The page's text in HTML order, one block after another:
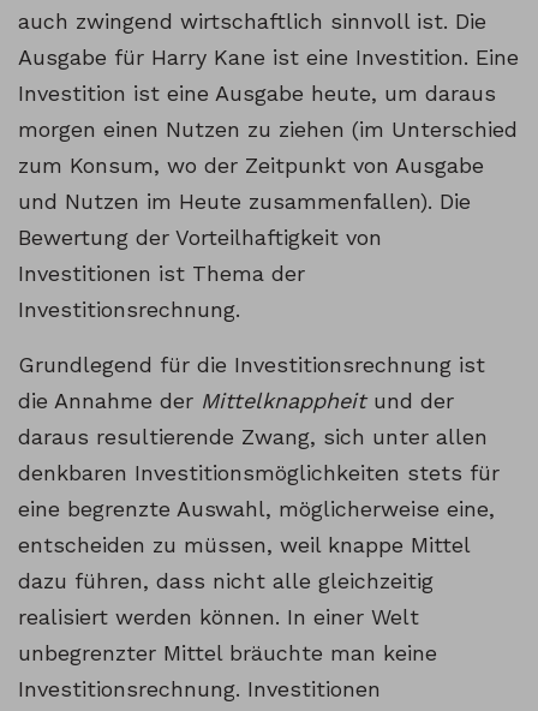
auch zwingend wirtschaftlich sinnvoll ist. Die
Ausgabe für Harry Kane ist eine Investition. Eine
Investition ist eine Ausgabe heute, um daraus
morgen einen Nutzen zu ziehen (im Unterschied
zum Konsum, wo der Zeitpunkt von Ausgabe
und Nutzen im Heute zusammenfallen). Die
Bewertung der Vorteilhaftigkeit von
Investitionen ist Thema der
Investitionsrechnung.
Grundlegend für die Investitionsrechnung ist
die Annahme der Mittelknappheitund der
daraus resultierende Zwang, sich unter allen
denkbaren Investitionsmöglichkeiten stets für
eine begrenzte Auswahl, möglicherweise eine,
entscheiden zu müssen, weil knappe Mittel
dazu führen, dass nicht alle gleichzeitig
realisiert werden können. In einer Welt
unbegrenzter Mittel bräuchte man keine
Investitionsrechnung. Investitionen